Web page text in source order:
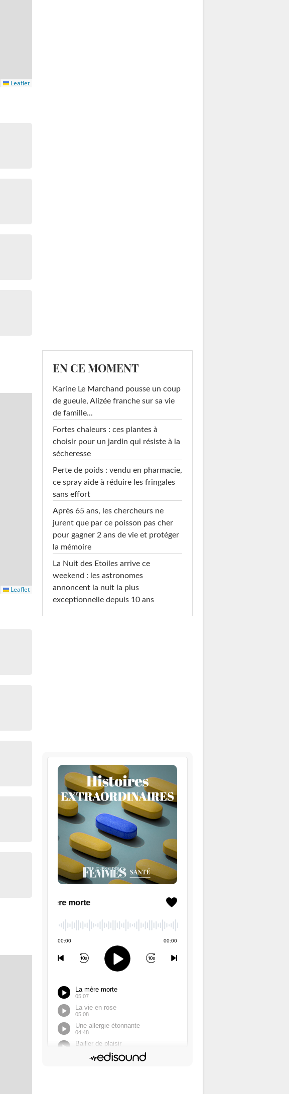
Leaflet
Leaflet
EN CE MOMENT
Karine Le Marchand pousse un coup
de gueule, Alizée franche sur sa vie
de famille...
Fortes chaleurs : ces plantes à
choisir pour un jardin qui résiste à la
sécheresse
Perte de poids : vendu en pharmacie,
ce spray aide à réduire les fringales
sans effort
Après 65 ans, les chercheurs ne
jurent que par ce poisson pas cher
pour gagner 2 ans de vie et protéger
la mémoire
La Nuit des Etoiles arrive ce
weekend : les astronomes
annoncent la nuit la plus
exceptionnelle depuis 10 ans